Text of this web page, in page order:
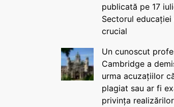
publicată pe 17
Sectorul educației
crucial
Un cunoscut
Cambridge a
urma acuzațiilor
plagiat sau ar fi
privința